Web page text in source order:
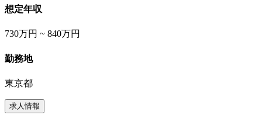
想定年収
730万円 ~ 840万円
勤務地
東京都
求人情報